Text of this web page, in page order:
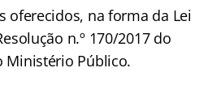
oferecidos, na forma da Lei
n.º 170/2017 do
Ministério Público.